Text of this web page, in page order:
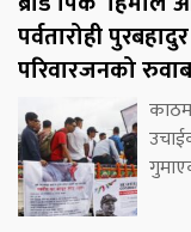
पर्वतारोही
परिवारजनको